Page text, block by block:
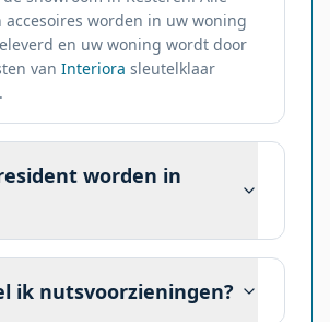
accesoires worden in uw woning
en uw woning wordt door
van Interiora sleutelklaar
worden in
ik nutsvoorzieningen?